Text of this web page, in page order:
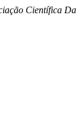
Científica Da